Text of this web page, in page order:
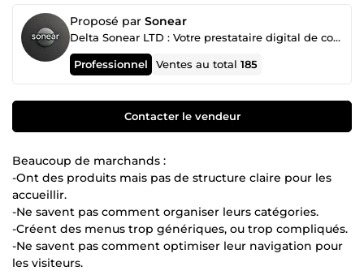
Proposé par Sonear
Delta Sonear LTD : Votre prestataire digital de confiance
Professionnel Ventes au total185
Contacter le vendeur
Beaucoup de marchands :
-Ont des produits mais pas de structure claire pour les
accueillir.
-Ne savent pas comment organiser leurs catégories.
-Créent des menus trop génériques, ou trop compliqués.
-Ne savent pas comment optimiser leur navigation pour
les visiteurs.